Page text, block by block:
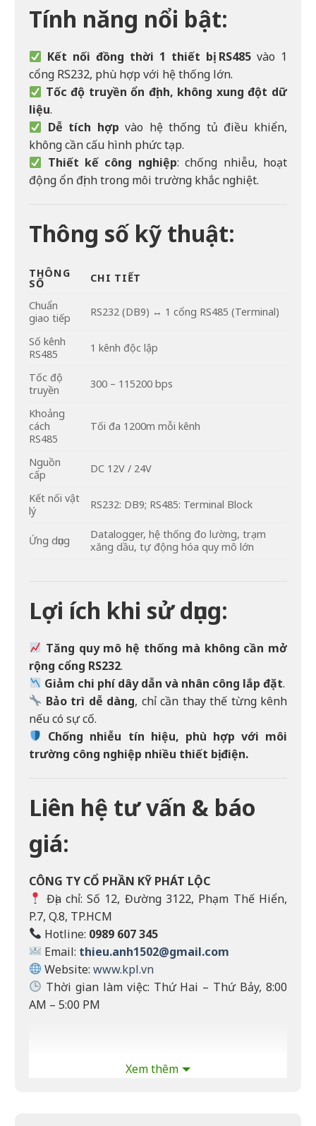
Tính năng nổi bật:
Kết nối đồng thời 1 thiết bị RS485 vào 1
cổng RS232, phù hợp với hệ thống lớn.
Tốc độ truyền ổn định, không xung đột dữ
liệu.
Dễ tích hợp vào hệ thống tủ điều khiển,
không cần cấu hình phức tạp.
Thiết kế công nghiệp: chống nhiễu, hoạt
động ổn định trong môi trường khắc nghiệt.
Thông số kỹ thuật:
THÔNG
SỐ CHI TIẾT
Chuẩn
giao tiếp
RS232 (DB9) ↔ 1 cổng RS485 (Terminal)
Số kênh
RS485
1 kênh độc lập
Tốc độ
truyền
300 – 115200 bps
Khoảng
cách
RS485
Tối đa 1200m mỗi kênh
Nguồn
cấp
DC 12V / 24V
Kết nối vật
lý
RS232: DB9; RS485: Terminal Block
Ứng dụng
Datalogger, hệ thống đo lường, trạm
xăng dầu, tự động hóa quy mô lớn
Lợi ích khi sử dụng:
Tăng quy mô hệ thống mà không cần mở
rộng cổng RS232.
Giảm chi phí dây dẫn và nhân công lắp đặt.
Bảo trì dễ dàng, chỉ cần thay thế từng kênh
nếu có sự cố.
Chống nhiễu tín hiệu, phù hợp với môi
trường công nghiệp nhiều thiết bị điện.
Liên hệ tư vấn & báo
giá:
CÔNG TY CỔ PHẦN KỸ PHÁT LỘC
Địa chỉ: Số 12, Đường 3122, Phạm Thế Hiển,
P.7, Q.8, TP.HCM
Hotline: 0989 607 345
Email: thieu.anh1502@gmail.com
Website:www.kpl.vn
Thời gian làm việc: Thứ Hai – Thứ Bảy, 8:00
AM – 5:00 PM
Xem thêm